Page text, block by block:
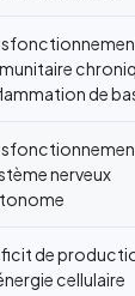
de
nerveux
de
cellulaire